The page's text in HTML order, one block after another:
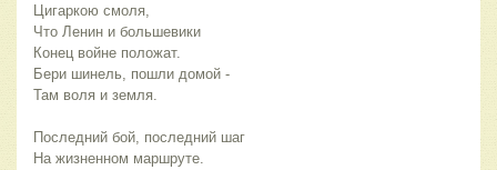
Цигаркою смоля,
Что Ленин и большевики
Конец войне положат.
Бери шинель, пошли домой -
Там воля и земля.
Последний бой, последний шаг
На жизненном маршруте.